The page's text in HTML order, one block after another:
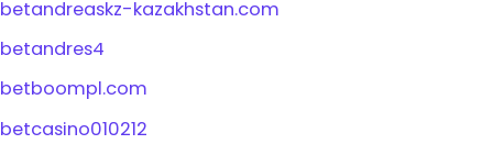
betandreaskz-kazakhstan.com
betandres4
betboompl.com
betcasino010212